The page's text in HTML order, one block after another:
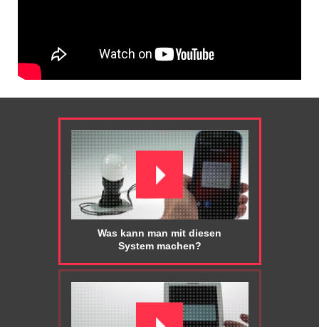
Was kann man mit diesen
System machen?